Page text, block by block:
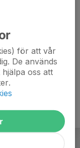
för att vår
De används
oss att